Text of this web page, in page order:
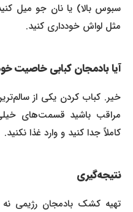
سبوس بالا) یا نان جو میل
مثل لواش خودداری کنید.
آیا بادمجان کبابی خاصیت
خیر. کباب کردن یکی از
مراقب باشید قسمت‌های
کاملاً جدا کنید و وارد غذا نکنید.
نتیجه‌گیری
تهیه کشک بادمجان رژیمی نه